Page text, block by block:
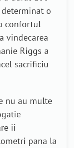
o
confortul
vindecarea
Riggs a
sacrificiu
nu au multe
ii
pana la